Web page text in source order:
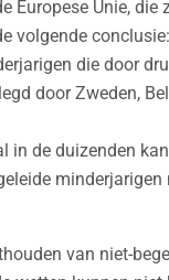
Europese Unie,
volgende
die door
door Zweden,
in de duizenden
van niet-